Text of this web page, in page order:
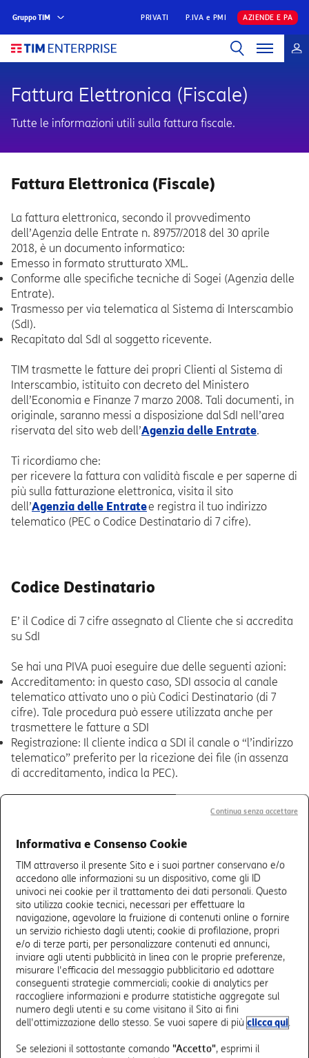
Gruppo TIM PRIVATI P.IVA e PMI AZIENDE E PA
Fattura Elettronica (Fiscale)
Tutte le informazioni utili sulla fattura fiscale.
Fattura Elettronica (Fiscale)
La fattura elettronica, secondo il provvedimento
dell’Agenzia delle Entrate n. 89757/2018 del 30 aprile
2018, è un documento informatico:
Emesso in formato strutturato XML.
Conforme alle specifiche tecniche di Sogei (Agenzia delle
Entrate).
Trasmesso per via telematica al Sistema di Interscambio
(SdI).
Recapitato dal SdI al soggetto ricevente.
TIM trasmette le fatture dei propri Clienti al Sistema di
Interscambio, istituito con decreto del Ministero
dell’Economia e Finanze 7 marzo 2008. Tali documenti, in
originale, saranno messi a disposizione dal SdI nell’area
riservata del sito web dell’Agenzia delle Entrate.
Ti ricordiamo che:
per ricevere la fattura con validità fiscale e per saperne di
più sulla fatturazione elettronica, visita il sito
dell’Agenzia delle Entratee registra il tuo indirizzo
telematico (PEC o Codice Destinatario di 7 cifre).
Codice Destinatario
E’ il Codice di 7 cifre assegnato al Cliente che si accredita
su SdI
Se hai una PIVA puoi eseguire due delle seguenti azioni:
Accreditamento: in questo caso, SDI associa al canale
telematico attivato uno o più Codici Destinatario (di 7
cifre). Tale procedura può essere utilizzata anche per
trasmettere le fatture a SDI
Registrazione: Il cliente indica a SDI il canale o “l’indirizzo
telematico” preferito per la ricezione dei file (in assenza
di accreditamento, indica la PEC).
Destinatario, puoi visualizzare le fatture elettroniche con
Nell’Area Riservata del sito dell’Agenzia delle Entrate
All’indirizzo telematico scelto, se hai già registrato la PEC
sul sito dell’Agenzia delle Entrate.
Se hai solo il Codice Fiscale: Non è richiesta nessuna
azione; la fattura viene resa disponibile nella tua Area
Riservata del sito web dell’Agenzia delle Entrate.
Puoi comunicare a TIM il Codice Destinatario per la
fattura elettronica tramite:
Posta Elettronica, all'indirizzo abituale di contatto
servizioclientitimenterprise@pec.telecomitalia.it
Informativa e Consenso Cookie
TIM attraverso il presente Sito e i suoi partner conservano e/o
accedono alle informazioni su un dispositivo, come gli ID
univoci nei cookie per il trattamento dei dati personali. Questo
sito utilizza cookie tecnici, necessari per effettuare la
navigazione, agevolare la fruizione di contenuti online o fornire
un servizio richiesto dagli utenti; cookie di profilazione, propri
e/o di terze parti, per personalizzare contenuti ed annunci,
inviare agli utenti pubblicità in linea con le proprie preferenze,
misurare l'efficacia del messaggio pubblicitario ed adottare
conseguenti strategie commerciali; cookie di analytics per
raccogliere informazioni e produrre statistiche aggregate sul
numero degli utenti e su come visitano il Sito ai fini
dell'ottimizzazione dello stesso. Se vuoi sapere di più clicca qui.
Se selezioni il sottostante comando "Accetto", esprimi il
Continua senza accettare